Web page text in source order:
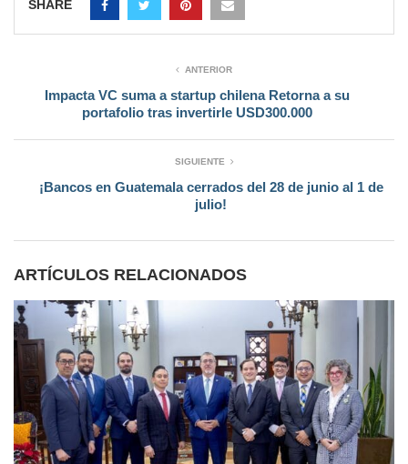
SHARE
ANTERIOR
Impacta VC suma a startup chilena Retorna a su
portafolio tras invertirle USD300.000
SIGUIENTE
¡Bancos en Guatemala cerrados del 28 de junio al 1 de
julio!
ARTÍCULOS RELACIONADOS